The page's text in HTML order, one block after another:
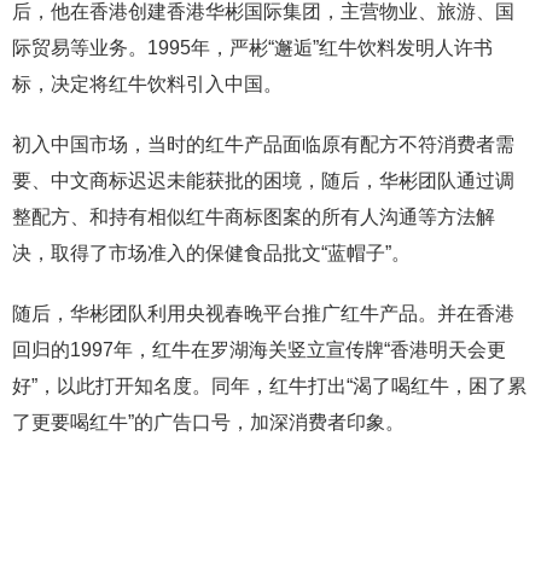
后，他在香港创建香港华彬国际集团，主营物业、旅游、国
际贸易等业务。1995年，严彬“邂逅”红牛饮料发明人许书
标，决定将红牛饮料引入中国。
初入中国市场，当时的红牛产品面临原有配方不符消费者需
要、中文商标迟迟未能获批的困境，随后，华彬团队通过调
整配方、和持有相似红牛商标图案的所有人沟通等方法解
决，取得了市场准入的保健食品批文“蓝帽子”。
随后，华彬团队利用央视春晚平台推广红牛产品。并在香港
回归的1997年，红牛在罗湖海关竖立宣传牌“香港明天会更
好”，以此打开知名度。同年，红牛打出“渴了喝红牛，困了累
了更要喝红牛”的广告口号，加深消费者印象。